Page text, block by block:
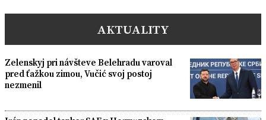
AKTUALITY
Zelenskyj pri návšteve Belehradu varoval
pred ťažkou zimou, Vučić svoj postoj
nezmenil